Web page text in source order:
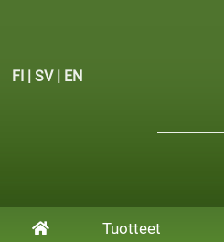
FI | SV| EN
Tuotteet